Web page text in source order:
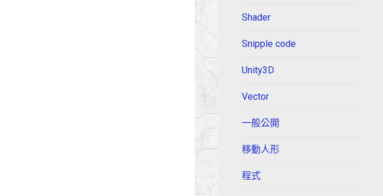
Shader
Snipple code
Unity3D
Vector
一般公開
移動人形
程式